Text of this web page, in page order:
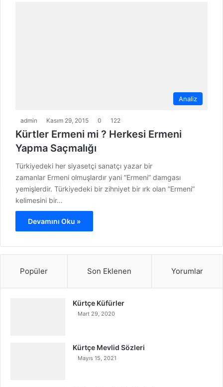
Analiz
admin Kasım 29, 2015 0 122
Kürtler Ermeni mi ? Herkesi Ermeni
Yapma Saçmalığı
Türkiyedeki her siyasetçi sanatçı yazar bir
zamanlar Ermeni olmuşlardır yani ”Ermeni” damgası
yemişlerdir. Türkiyedeki bir zihniyet bir ırk olan ”Ermeni”
kelimesini bir…
Devamını Oku »
Popüler Son Eklenen Yorumlar
Kürtçe Küfürler
Mart 29, 2020
Kürtçe Mevlid Sözleri
Mayıs 15, 2021